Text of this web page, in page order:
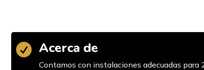
 Acerca de
Contamos con instalaciones adecuadas para